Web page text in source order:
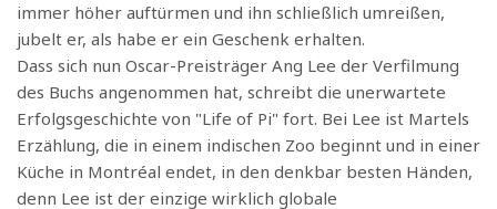
immer höher auftürmen und ihn schließlich umreißen,
jubelt er, als habe er ein Geschenk erhalten.
Dass sich nun Oscar-Preisträger Ang Lee der Verfilmung
des Buchs angenommen hat, schreibt die unerwartete
Erfolgsgeschichte von "Life of Pi" fort. Bei Lee ist Martels
Erzählung, die in einem indischen Zoo beginnt und in einer
Küche in Montréal endet, in den denkbar besten Händen,
denn Lee ist der einzige wirklich globale